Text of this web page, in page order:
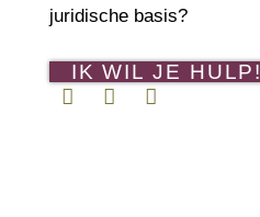
juridische basis?
IK WIL JE HULP!